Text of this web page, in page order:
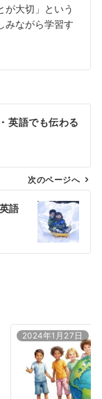
が大切」という
みながら学習す
英語でも伝わる
次のページへ
語
2024年1月27日